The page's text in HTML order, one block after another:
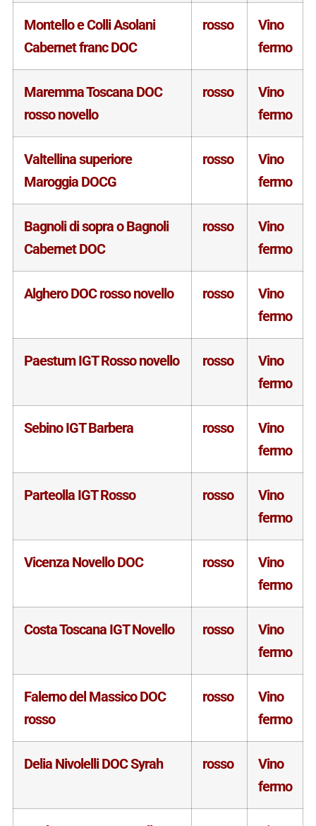
Montello e Colli Asolani
Cabernet franc DOC
rosso
Vino
fermo
Maremma Toscana DOC
rosso novello
rosso
Vino
fermo
Valtellina superiore
Maroggia DOCG
rosso
Vino
fermo
Bagnoli di sopra o Bagnoli
Cabernet DOC
rosso
Vino
fermo
Alghero DOC rosso novello rosso
Vino
fermo
Paestum IGT Rosso novello rosso
Vino
fermo
Sebino IGT Barbera rosso
Vino
fermo
Parteolla IGT Rosso rosso
Vino
fermo
Vicenza Novello DOC rosso
Vino
fermo
Costa Toscana IGT Novello rosso
Vino
fermo
Falerno del Massico DOC
rosso
rosso
Vino
fermo
Delia Nivolelli DOC Syrah rosso
Vino
fermo